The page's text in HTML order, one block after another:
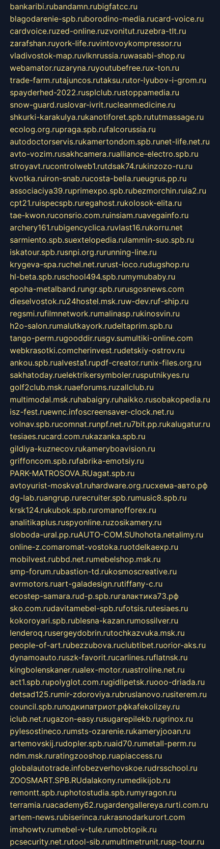
bankaribi.rubandamn.rubigfatcc.ru
blagodarenie-spb.ruborodino-media.rucard-voice.ru
cardvoice.ruzed-online.ruzvonitut.ruzebra-tlt.ru
zarafshan.ruyork-life.ruvintovoykompressor.ru
vladivostok-map.ruvlknrussia.ruwasabi-shop.ru
webamator.ruzaryna.ruyoutubefree.rux-ton.ru
trade-farm.rutajuncos.rutaksu.rutor-lyubov-i-grom.ru
spayderhed-2022.rusplclub.rustoppamedia.ru
snow-guard.ruslovar-ivrit.rucleanmedicine.ru
shkurki-karakulya.rukanotiforet.spb.rututmassage.ru
ecolog.org.rupraga.spb.rufalcorussia.ru
autodoctorservis.rukamertondom.spb.runet-life.net.ru
avto-vozim.rusakhcamera.rualliance-electro.spb.ru
stroyavt.rucontrolweb1.rutdsak74.rukinzozo-ru.ru
kvotka.ruiron-snab.rucosta-bella.rueugrus.pp.ru
associaciya39.ruprimexpo.spb.rubezmorchin.ruia2.ru
cpt21.ruispecspb.ruregahost.rukolosok-elita.ru
tae-kwon.ruconsrio.com.ruinsiam.ruavegainfo.ru
archery161.rubigencyclica.ruvlast16.rukorru.net
sarmiento.spb.suextelopedia.rulammin-suo.spb.ru
iskatour.spb.rusnpi.org.rurunning-line.ru
krygeva-spa.ruchel.net.rurust-loco.rudugshop.ru
hl-beta.spb.ruschool494.spb.rumymubaby.ru
epoha-metalband.rungr.spb.rurusgosnews.com
dieselvostok.ru24hostel.msk.ruw-dev.ruf-ship.ru
regsmi.rufilmnetwork.rumalinasp.rukinosvin.ru
h2o-salon.rumalutkayork.rudeltaprim.spb.ru
tango-perm.rugooddir.rusgv.sumultiki-online.com
webkrasotki.comcherinvest.rudetskiy-ostrov.ru
ankou.spb.rualvesta1.rupdf-creator.runix-files.org.ru
sakhatoday.ruelektrikersymboler.rusputnikyes.ru
golf2club.msk.ruaeforums.ruzallclub.ru
multimodal.msk.ruhabaigry.ruhaikko.rusobakopedia.ru
isz-fest.ruewnc.infoscreensaver-clock.net.ru
volnav.spb.rucomnat.runpf.net.ru7bit.pp.rukalugatur.ru
tesiaes.rucard.com.rukazanka.spb.ru
gildiya-kuznecov.rukameryboavision.ru
griffoncom.spb.rufabrika-emotsiy.ru
PARK-MATROSOVA.RUagat.spb.ru
avtoyurist-moskva1.ruhardware.org.ruсхема-авто.рф
dg-lab.ruangrup.rurecruiter.spb.rumusic8.spb.ru
krsk124.rukubok.spb.ruromanofforex.ru
analitikaplus.ruspyonline.ruzosikamery.ru
sloboda-ural.pp.ruAUTO-COM.SUhohota.netalimy.ru
online-z.comaromat-vostoka.ruotdelkaexp.ru
mobilvest.rubbd.net.rumebelshop.msk.ru
smp-forum.rubastion-td.rukosmoscreative.ru
avrmotors.ruart-galadesign.rutiffany-c.ru
ecostep-samara.rud-p.spb.ruгалактика73.рф
sko.com.rudavitamebel-spb.rufotsis.rutesiaes.ru
kokoroyari.spb.rublesna-kazan.rumossilver.ru
lenderoq.rusergeydobrin.rutochkazvuka.msk.ru
people-of-art.rubezzubova.ruclubtibet.ruorior-aks.ru
dynamoauto.ruszk-favorit.rucarlines.ruflatnsk.ru
kingbolenskaner.rualex-motor.ruastroline.net.ru
act1.spb.rupolyglot.com.rugidlipetsk.ruooo-driada.ru
detsad125.rumir-zdoroviya.rubruslanovo.rusiterem.ru
council.spb.ruлодкипатриот.рфkafekolizey.ru
iclub.net.rugazon-easy.rusugarepilekb.rugrinox.ru
pylesostineco.rumsts-ozarenie.rukameryjooan.ru
artemovskij.rudopler.spb.ruaid70.rumetall-perm.ru
ndm.msk.ruratingzooshop.ruapiaccess.ru
globalautotrade.infobezverhovskoe.rudrsschool.ru
ZOOSMART.SPB.RUdalakony.rumedikijob.ru
remontt.spb.ruphotostudia.spb.rumyragon.ru
terramia.ruacademy62.rugardengallereya.rurti.com.ru
artem-news.rubiserinca.rukrasnodarkurort.com
imshowtv.rumebel-v-tule.rumobtopik.ru
pcsecurity.net.rutool-sib.rumultimetrunit.rusp-tour.ru